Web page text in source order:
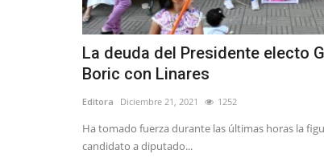
La deuda del Presidente electo
Boric con Linares
Editora Diciembre 21, 2021 1252
Ha tomado fuerza durante las últimas horas la
candidato a diputado...